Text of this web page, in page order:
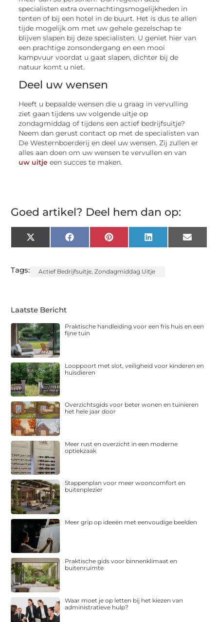
specialisten extra overnachtingsmogelijkheden in
tenten of bij een hotel in de buurt. Het is dus te allen
tijde mogelijk om met uw gehele gezelschap te
blijven slapen bij deze specialisten. U geniet hier van
een prachtige zonsondergang en een mooi
kampvuur voordat u gaat slapen, dichter bij de
natuur komt u niet.
Deel uw wensen
Heeft u bepaalde wensen die u graag in vervulling
ziet gaan tijdens uw volgende uitje op
zondagmiddag of tijdens een actief bedrijfsuitje?
Neem dan gerust contact op met de specialisten van
De Westernboerderij en deel uw wensen. Zij zullen er
alles aan doen om uw wensen te vervullen en van
uw uitje een succes te maken.
Goed artikel? Deel hem dan op:
X
(Twitter)
FacebookPinterest LinkedIn Email
Tags: Actief Bedrijfsuitje,Zondagmiddag Uitje
Laatste Bericht
Praktische handleiding voor een fris huis en een
fijne tuin
Looppoort met slot, veiligheid voor kinderen en
huisdieren
Overzichtsgids voor beter wonen en tuinieren
het hele jaar door
Meer rust en overzicht in een moderne
optiekzaak
Stappenplan voor meer wooncomfort en
buitenplezier
Meer grip op ideeën met eenvoudige beelden
Praktische gids voor binnenklimaat en
buitenruimte
Waar moet je op letten bij het kiezen van
administratieve hulp?